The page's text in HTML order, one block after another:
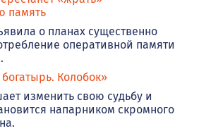
память
о планах существенно
оперативной памяти
Колобок»
изменить свою судьбу и
напарником скромного